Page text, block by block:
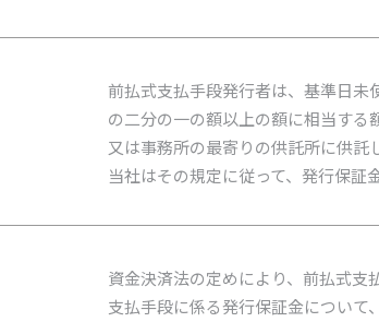
前払式支払手段発行者は、基準日
の二分の一の額以上の額に相当す
又は事務所の最寄りの供託所に供託
当社はその規定に従って、発行保証
資金決済法の定めにより、前払式
支払手段に係る発行保証金について